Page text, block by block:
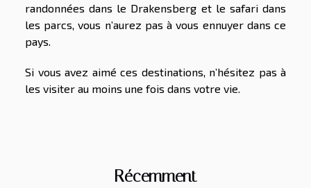
randonnées dans le Drakensberg et le safari dans
les parcs, vous n’aurez pas à vous ennuyer dans ce
pays.
Si vous avez aimé ces destinations, n’hésitez pas à
les visiter au moins une fois dans votre vie.
Récemment